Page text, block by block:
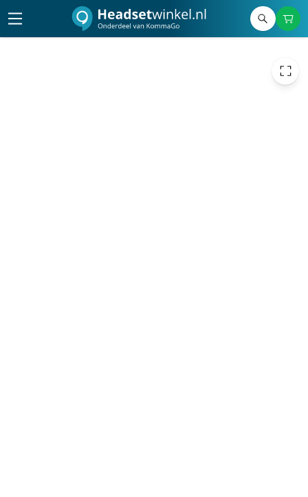
43,06 excl. btw
52,10 incl. btw